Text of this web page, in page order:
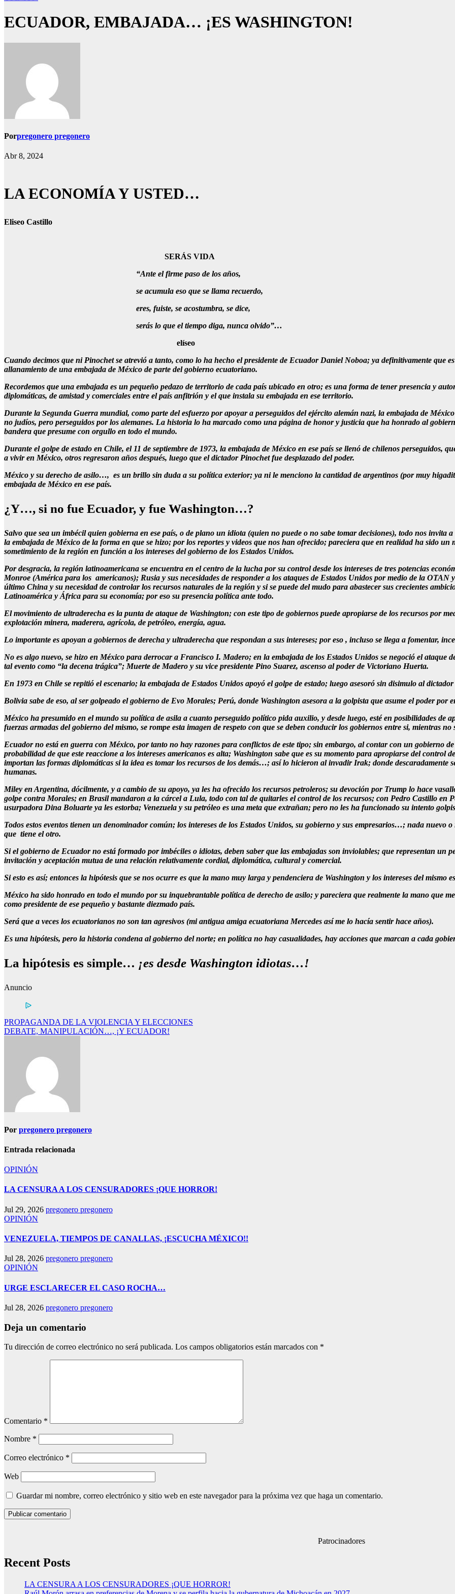
ECUADOR, EMBAJADA… ¡ES WASHINGTON!
Porpregonero pregonero
Abr 8, 2024
LA ECONOMÍA Y USTED…
Eliseo Castillo
SERÁS VIDA
“Ante el firme paso de los años,
se acumula eso que se llama recuerdo,
eres, fuiste, se acostumbra, se dice,
serás lo que el tiempo diga, nunca olvido”…
elíseo
Cuando decimos que ni Pinochet se atrevió a tanto, como lo ha hecho el presidente de Ecuador Daniel Noboa; ya definitivamente que
allanamiento de una embajada de México de parte del gobierno ecuatoriano.
Recordemos que una embajada es un pequeño pedazo de territorio de cada país ubicado en otro; es una forma de tener presencia y
diplomáticas, de amistad y comerciales entre el país anfitrión y el que instala su embajada en ese territorio.
Durante la Segunda Guerra mundial, como parte del esfuerzo por apoyar a perseguidos del ejército alemán nazi, la embajada de
no judíos, pero perseguidos por los alemanes. La historia lo ha marcado como una página de honor y justicia que ha honrado al
bandera que presume con orgullo en todo el mundo.
Durante el golpe de estado en Chile, el 11 de septiembre de 1973, la embajada de México en ese país se llenó de chilenos perseguidos,
a vivir en México, otros regresaron años después, luego que el dictador Pinochet fue desplazado del poder.
México y su derecho de asilo…, es un brillo sin duda a su política exterior; ya ni le menciono la cantidad de argentinos (por muy
embajada de México en ese país.
¿Y…, si no fue Ecuador, y fue Washington…?
Salvo que sea un imbécil quien gobierna en ese país, o de plano un idiota (quien no puede o no sabe tomar decisiones), todo nos invita
la embajada de México de la forma en que se hizo; por los reportes y videos que nos han ofrecido; pareciera que en realidad ha sido
sometimiento de la región en función a los intereses del gobierno de los Estados Unidos.
Por desgracia, la región latinoamericana se encuentra en el centro de la lucha por su control desde los intereses de tres potencias
Monroe (América para los americanos); Rusia y sus necesidades de responder a los ataques de Estados Unidos por medio de la
último China y su necesidad de controlar los recursos naturales de la región y si se puede del mudo para abastecer sus crecientes
Latinoamérica y África para su economía; por eso su presencia política ante todo.
El movimiento de ultraderecha es la punta de ataque de Washington; con este tipo de gobiernos puede apropiarse de los recursos por
explotación minera, maderera, agrícola, de petróleo, energía, agua.
Lo importante es apoyan a gobiernos de derecha y ultraderecha que respondan a sus intereses; por eso , incluso se llega a fomentar,
No es algo nuevo, se hizo en México para derrocar a Francisco I. Madero; en la embajada de los Estados Unidos se negoció el ataque
tal evento como “la decena trágica”; Muerte de Madero y su vice presidente Pino Suarez, ascenso al poder de Victoriano Huerta.
En 1973 en Chile se repitió el escenario; la embajada de Estados Unidos apoyó el golpe de estado; luego asesoró sin disimulo al
Bolivia sabe de eso, al ser golpeado el gobierno de Evo Morales; Perú, donde Washington asesora a la golpista que asume el poder por
México ha presumido en el mundo su política de asila a cuanto perseguido político pida auxilio, y desde luego, esté en posibilidades de
fuerzas armadas del gobierno del mismo, se rompe esta imagen de respeto con que se deben conducir los gobiernos entre si, mientras
Ecuador no está en guerra con México, por tanto no hay razones para conflictos de este tipo; sin embargo, al contar con un gobierno
probabilidad de que este reaccione a los intereses americanos es alta; Washington sabe que es su momento para apropiarse del
importan las formas diplomáticas si la idea es tomar los recursos de los demás…; así lo hicieron al invadir Irak; donde descaradamente
humanas.
Miley en Argentina, dócilmente, y a cambio de su apoyo, ya les ha ofrecido los recursos petroleros; su devoción por Trump lo hace
golpe contra Morales; en Brasil mandaron a la cárcel a Lula, todo con tal de quitarles el control de los recursos; con Pedro Castillo en
usurpadora Dina Boluarte ya les estorba; Venezuela y su petróleo es una meta que extrañan; pero no les ha funcionado su intento
Todos estos eventos tienen un denominador común; los intereses de los Estados Unidos, su gobierno y sus empresarios…; nada nuevo
que tiene el otro.
Si el gobierno de Ecuador no está formado por imbéciles o idiotas, deben saber que las embajadas son inviolables; que representan un
invitación y aceptación mutua de una relación relativamente cordial, diplomática, cultural y comercial.
Si esto es así; entonces la hipótesis que se nos ocurre es que la mano muy larga y pendenciera de Washington y los intereses del mismo
México ha sido honrado en todo el mundo por su inquebrantable política de derecho de asilo; y pareciera que realmente la mano que
como presidente de ese pequeño y bastante diezmado país.
Será que a veces los ecuatorianos no son tan agresivos (mi antigua amiga ecuatoriana Mercedes así me lo hacía sentir hace años).
Es una hipótesis, pero la historia condena al gobierno del norte; en política no hay casualidades, hay acciones que marcan a cada
La hipótesis es simple… ¡es desde Washington idiotas…!
Anuncio
Navegación
de
PROPAGANDA DE LA VIOLENCIA Y ELECCIONES
DEBATE, MANIPULACIÓN…, ¡Y ECUADOR!
Por pregonero pregonero
Entrada relacionada
OPINIÓN
LA CENSURA A LOS CENSURADORES ¡QUE HORROR!
Jul 29, 2026 pregonero pregonero
OPINIÓN
VENEZUELA, TIEMPOS DE CANALLAS, ¡ESCUCHA MÉXICO!!
Jul 28, 2026 pregonero pregonero
OPINIÓN
URGE ESCLARECER EL CASO ROCHA…
Jul 28, 2026 pregonero pregonero
Deja un comentario
Tu dirección de correo electrónico no será publicada. Los campos obligatorios están marcados con *
Comentario *
Nombre *
Correo electrónico *
Web
Guardar mi nombre, correo electrónico y sitio web en este navegador para la próxima vez que haga un comentario.
Patrocinadores
Recent Posts
LA CENSURA A LOS CENSURADORES ¡QUE HORROR!